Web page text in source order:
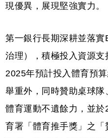
現優異，展現堅強實力。
第一銀行長期深耕並落實
治理），積極投入資源支
2025年預計投入體育預
舉重外，同時贊助桌球
體育運動不遺餘力，並
育署「體育推手獎」之